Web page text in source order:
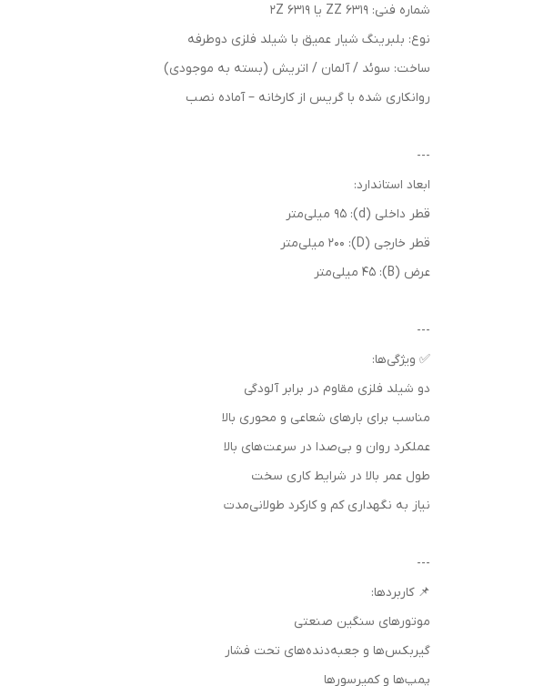
شماره فنی: 6319 ZZ یا 6319 2Z
نوع: بلبرینگ شیار عمیق با شیلد فلزی دوطرفه
ساخت: سوئد / آلمان / اتریش (بسته به موجودی)
روانکاری شده با گریس از کارخانه – آماده نصب
---
ابعاد استاندارد:
قطر داخلی (d): 95 میلی‌متر
قطر خارجی (D): 200 میلی‌متر
عرض (B): 45 میلی‌متر
---
✅ ویژگی‌ها:
دو شیلد فلزی مقاوم در برابر آلودگی
مناسب برای بارهای شعاعی و محوری بالا
عملکرد روان و بی‌صدا در سرعت‌های بالا
طول عمر بالا در شرایط کاری سخت
نیاز به نگهداری کم و کارکرد طولانی‌مدت
---
📌 کاربردها:
موتورهای سنگین صنعتی
گیربکس‌ها و جعبه‌دنده‌های تحت فشار
پمپ‌ها و کمپرسورها